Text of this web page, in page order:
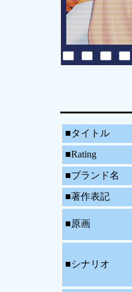
■タイトル
■Rating
■ブランド名
■著作表記
■原画
■シナリオ